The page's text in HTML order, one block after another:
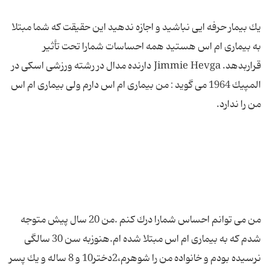
یك بیمار حرفه ایی نباشید و اجازه ندهید این حقیقت كه شما مبتلا
به بیماری ام اس هستید همه احساسات شمارا تحت تأثیر
قراربدهد. Jimmie Hevga دارنده مدال در رشته ورزشی اسكی در
المپیك 1964 می گوید : من بیماری ام اس دارم ولی بیماری ام اس
من می توانم احساس شمارا درك كنم .من 20 سال پیش متوجه
شدم كه به بیماری ام اس مبتلا شده ام.هنوزبه سن 30 سالگی
نرسیده بودم و خانواده من را شوهرم،2دختر10 و 8 ساله و یك پسر